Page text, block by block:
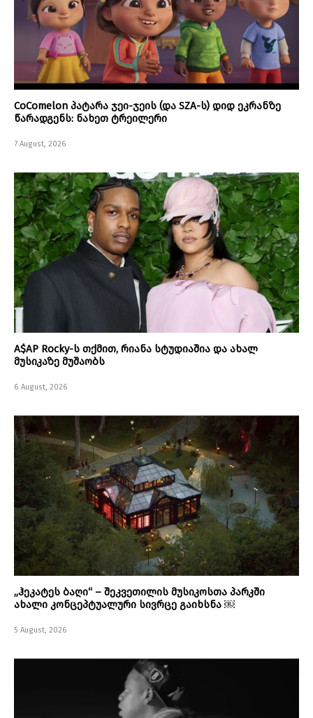
CoComelon პატარა ჯეი-ჯეის (და SZA-ს) დიდ ეკრანზე
წარადგენს: ნახეთ ტრეილერი
7 August, 2026
A$AP Rocky-ს თქმით, რიანა სტუდიაშია და ახალ
მუსიკაზე მუშაობს
6 August, 2026
„ჰეკატეს ბაღი“ – შეკვეთილის მუსიკოსთა პარკში
ახალი კონცეპტუალური სივრცე გაიხსნა ￼
5 August, 2026